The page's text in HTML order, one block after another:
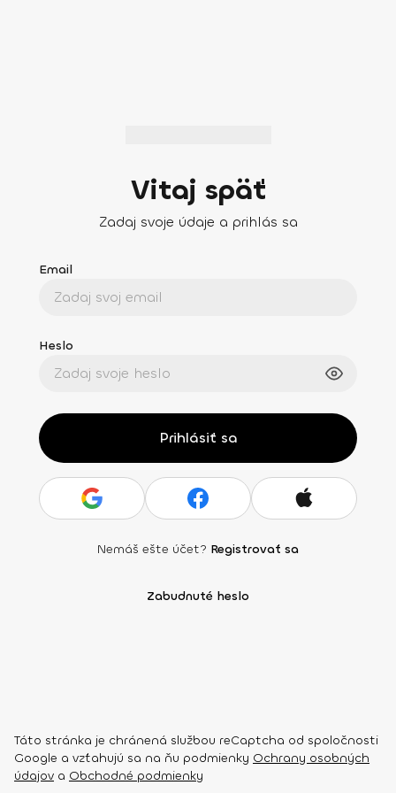
Vitaj späť
Zadaj svoje údaje a prihlás sa
Email
Heslo
Prihlásiť sa
Nemáš ešte účet? Registrovať sa
Zabudnuté heslo
Táto stránka je chránená službou reCaptcha od spoločnosti
Google a vzťahujú sa na ňu podmienky Ochrany osobných
údajov a Obchodné podmienky